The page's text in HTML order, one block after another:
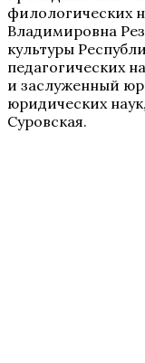
филологических
Владимировна
культуры
педагогических
и заслуженный
юридических
Суровская.